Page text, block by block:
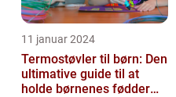
11 januar 2024
Termostøvler til børn: Den
ultimative guide til at
holde børnenes fødder